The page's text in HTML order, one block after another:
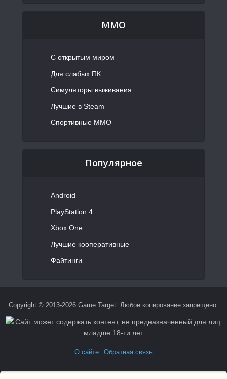
MMO
С открытым миром
Для слабых ПК
Симуляторы выживания
Лучшие в Steam
Спортивные MMO
Популярное
Android
PlayStation 4
Xbox One
Лучшие кооперативные
Файтинги
Copyright © 2013-2026 Game Target. Любое копирование запрещено.
О сайте Обратная связь